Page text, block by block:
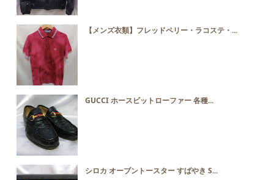
【メンズ衣類】フレッドペリー・ラコステ・...
GUCCI ホースビットローファー 各種...
シロカ オーブントースター すばやき S...